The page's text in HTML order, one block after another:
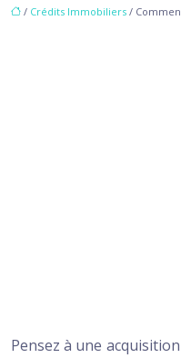
/ Crédits Immobiliers /
Pensez à une